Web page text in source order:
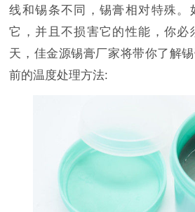
线和锡条不同，锡膏相对特殊。
它，并且不损害它的性能，你必
天，佳金源锡膏厂家将带你了解
前的温度处理方法: